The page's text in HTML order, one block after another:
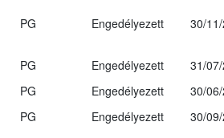
PG Engedélyezett 30/
PG Engedélyezett
31/
PG Engedélyezett
30/
PG Engedélyezett
30/